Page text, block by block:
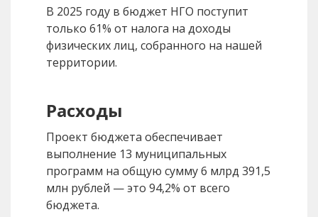
В 2025 году в бюджет НГО поступит
только 61% от налога на доходы
физических лиц, собранного на нашей
территории.
Расходы
Проект бюджета обеспечивает
выполнение 13 муниципальных
программ на общую сумму 6 млрд 391,5
млн рублей — это 94,2% от всего
бюджета.